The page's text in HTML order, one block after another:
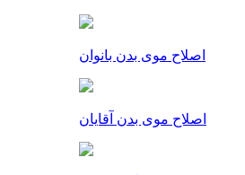
اصلاح موی بدن بانوان
اصلاح موی بدن آقایان